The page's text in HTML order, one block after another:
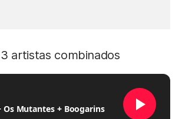
artistas combinados
Os Mutantes + Boogarins